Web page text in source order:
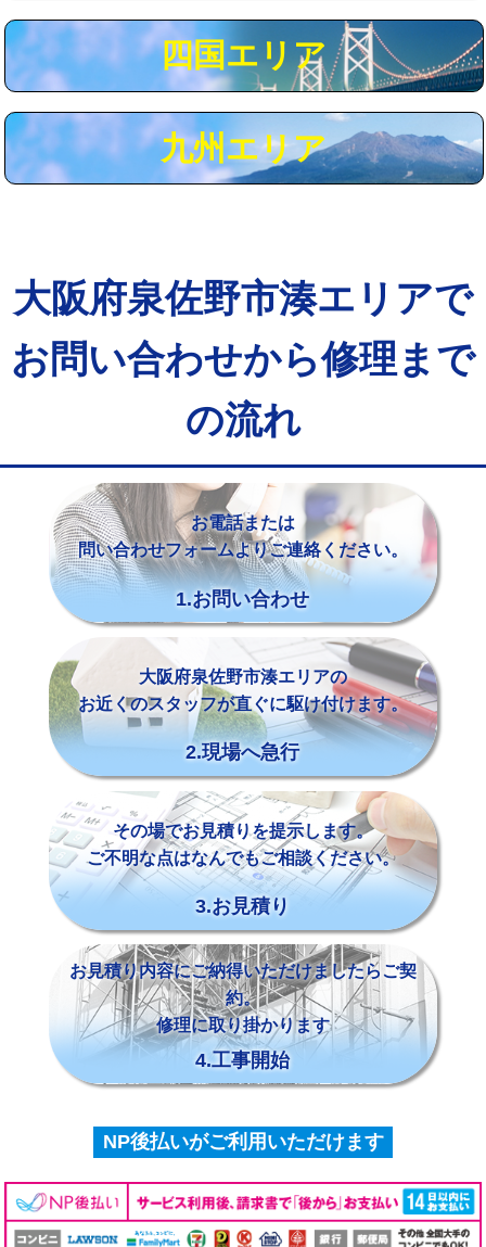
追加人工 16,500円
廃棄・処分 現場見積
※給水管工事は20mmまでの価格です。
四国エリア
九州エリア
大阪府泉佐野市湊エリアで
お問い合わせから修理まで
の流れ
お電話または
問い合わせフォームよりご連絡ください。
1.お問い合わせ
大阪府泉佐野市湊エリアの
お近くのスタッフが直ぐに駆け付けます。
2.現場へ急行
その場でお見積りを提示します。
ご不明な点はなんでもご相談ください。
3.お見積り
お見積り内容にご納得いただけましたらご契
約。
修理に取り掛かります
4.工事開始
NP後払いがご利用いただけます